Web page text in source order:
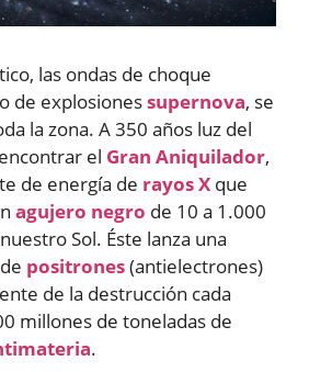
las ondas de choque
de explosionessupernova, se
la zona. A 350 años luz del
el Gran Aniquilador,
de energía de rayos X que
agujero negro de 10 a 1.000
Sol. Éste lanza una
positrones(antielectrones)
de la destrucción cada
millones de toneladas de
.